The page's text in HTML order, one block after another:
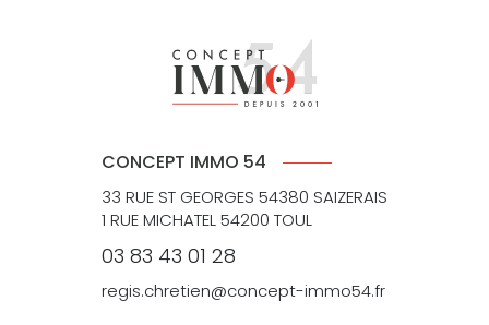
CONCEPT IMMO 54
33 RUE ST GEORGES 54380 SAIZERAIS
1 RUE MICHATEL 54200 TOUL
03 83 43 01 28
regis.chretien@concept-immo54.fr